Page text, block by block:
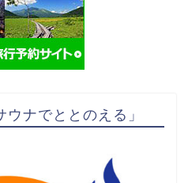
ナでととのえる」